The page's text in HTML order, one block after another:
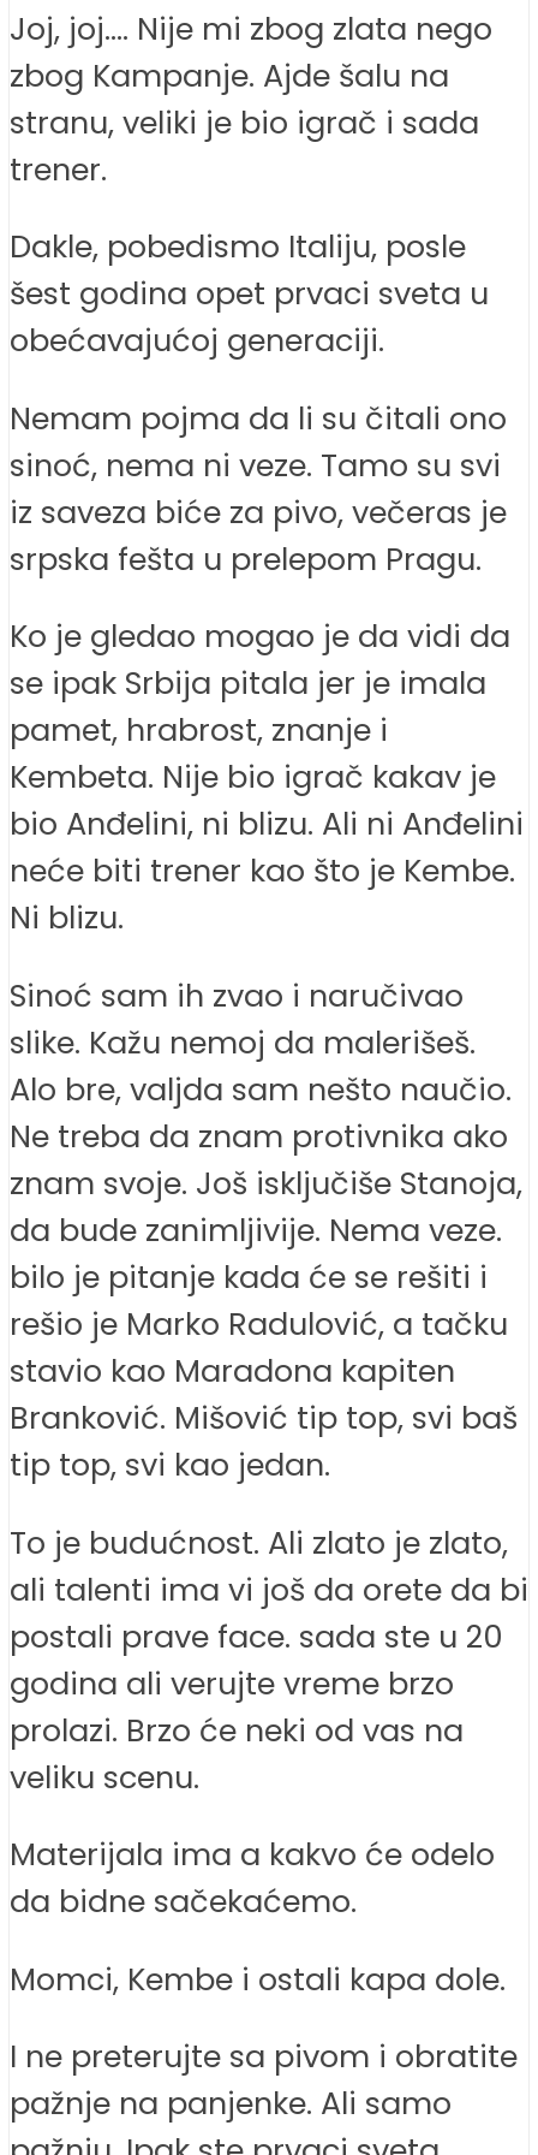
Joj, joj…. Nije mi zbog zlata nego
zbog Kampanje. Ajde šalu na
stranu, veliki je bio igrač i sada
trener.
Dakle, pobedismo Italiju, posle
šest godina opet prvaci sveta u
obećavajućoj generaciji.
Nemam pojma da li su čitali ono
sinoć, nema ni veze. Tamo su svi
iz saveza biće za pivo, večeras je
srpska fešta u prelepom Pragu.
Ko je gledao mogao je da vidi da
se ipak Srbija pitala jer je imala
pamet, hrabrost, znanje i
Kembeta. Nije bio igrač kakav je
bio Anđelini, ni blizu. Ali ni Anđelini
neće biti trener kao što je Kembe.
Ni blizu.
Sinoć sam ih zvao i naručivao
slike. Kažu nemoj da malerišeš.
Alo bre, valjda sam nešto naučio.
Ne treba da znam protivnika ako
znam svoje. Još isključiše Stanoja,
da bude zanimljivije. Nema veze.
bilo je pitanje kada će se rešiti i
rešio je Marko Radulović, a tačku
stavio kao Maradona kapiten
Branković. Mišović tip top, svi baš
tip top, svi kao jedan.
To je budućnost. Ali zlato je zlato,
ali talenti ima vi još da orete da bi
postali prave face. sada ste u 20
godina ali verujte vreme brzo
prolazi. Brzo će neki od vas na
veliku scenu.
Materijala ima a kakvo će odelo
da bidne sačekaćemo.
Momci, Kembe i ostali kapa dole.
I ne preterujte sa pivom i obratite
pažnje na panjenke. Ali samo